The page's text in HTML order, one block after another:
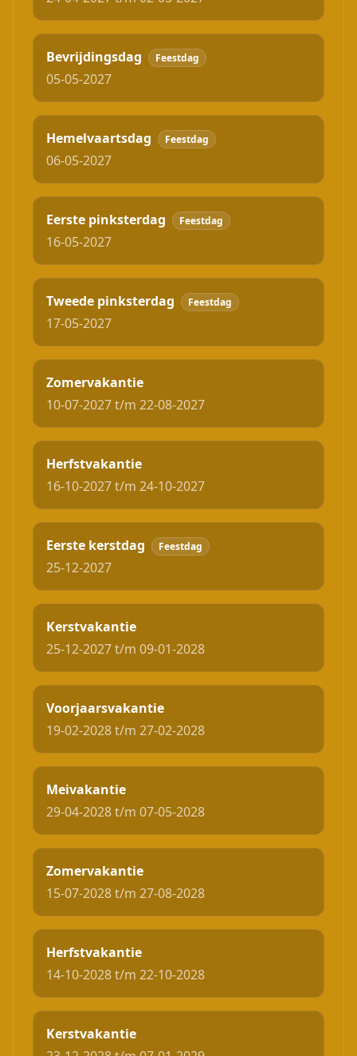
Bevrijdingsdag Feestdag
05-05-2027
Hemelvaartsdag Feestdag
06-05-2027
Eerste pinksterdag Feestdag
16-05-2027
Tweede pinksterdag Feestdag
17-05-2027
Zomervakantie
10-07-2027 t/m 22-08-2027
Herfstvakantie
16-10-2027 t/m 24-10-2027
Eerste kerstdag Feestdag
25-12-2027
Kerstvakantie
25-12-2027 t/m 09-01-2028
Voorjaarsvakantie
19-02-2028 t/m 27-02-2028
Meivakantie
29-04-2028 t/m 07-05-2028
Zomervakantie
15-07-2028 t/m 27-08-2028
Herfstvakantie
14-10-2028 t/m 22-10-2028
Kerstvakantie